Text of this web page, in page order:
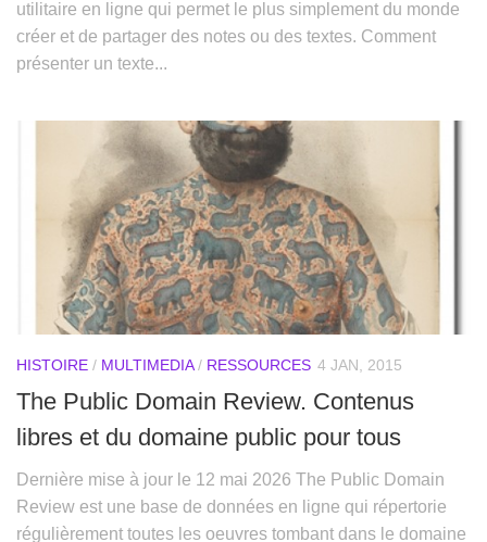
utilitaire en ligne qui permet le plus simplement du monde
créer et de partager des notes ou des textes. Comment
présenter un texte...
HISTOIRE / MULTIMEDIA/ RESSOURCES 4 JAN, 2015
The Public Domain Review. Contenus
libres et du domaine public pour tous
Dernière mise à jour le 12 mai 2026 The Public Domain
Review est une base de données en ligne qui répertorie
régulièrement toutes les oeuvres tombant dans le domaine